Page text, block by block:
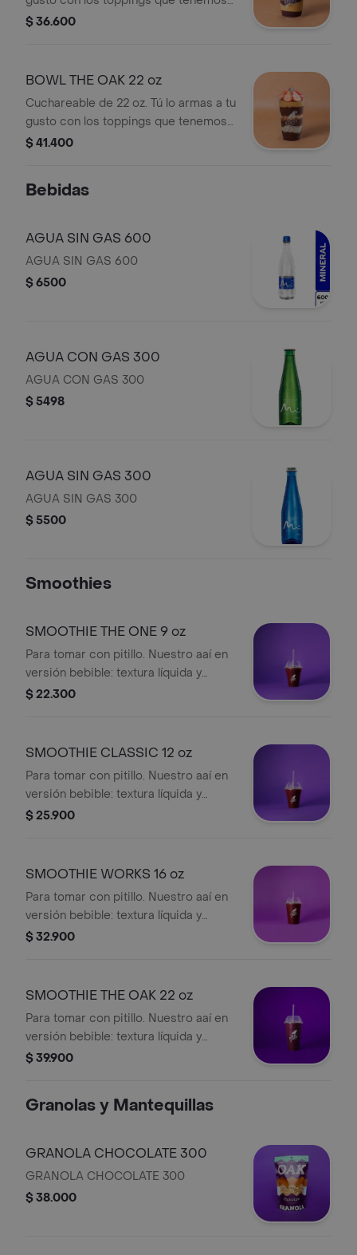
disponibles: fruta, granola,
$ 36.600
BOWL THE OAK 22 oz
Cuchareable de 22 oz. Tú lo armas a tu
gusto con los toppings que tenemos
disponibles: fruta, granola,
$ 41.400
Bebidas
AGUA SIN GAS 600
AGUA SIN GAS 600
$ 6500
AGUA CON GAS 300
AGUA CON GAS 300
$ 5498
AGUA SIN GAS 300
AGUA SIN GAS 300
$ 5500
Smoothies
SMOOTHIE THE ONE 9 oz
Para tomar con pitillo. Nuestro aaí en
versión bebible: textura líquida y
refrescante, frío y cremoso, se toma,
$ 22.300
SMOOTHIE CLASSIC 12 oz
Para tomar con pitillo. Nuestro aaí en
versión bebible: textura líquida y
refrescante, frío y cremoso, se toma,
$ 25.900
SMOOTHIE WORKS 16 oz
Para tomar con pitillo. Nuestro aaí en
versión bebible: textura líquida y
refrescante, frío y cremoso, se toma,
$ 32.900
SMOOTHIE THE OAK 22 oz
Para tomar con pitillo. Nuestro aaí en
versión bebible: textura líquida y
refrescante, frío y cremoso, se toma,
$ 39.900
Granolas y Mantequillas
GRANOLA CHOCOLATE 300
GRANOLA CHOCOLATE 300
$ 38.000